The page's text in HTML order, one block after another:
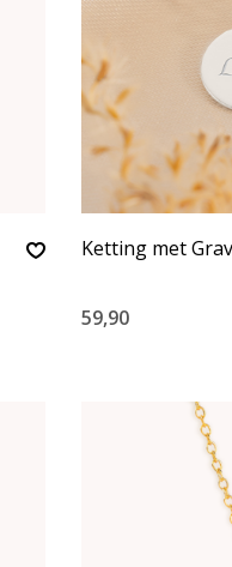
Ketting met
59,90